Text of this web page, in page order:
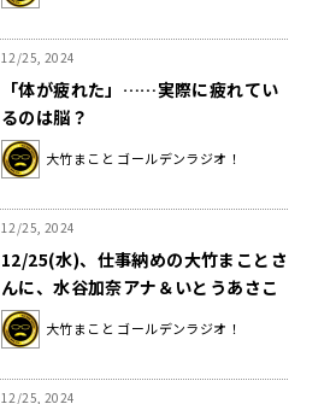
12/25, 2024
「体が疲れた」……実際に疲れてい
るのは脳？
大竹まこと ゴールデンラジオ！
12/25, 2024
12/25(水)、仕事納めの大竹まことさ
んに、水谷加奈アナ＆いとうあさこ
さんが労いの言葉『よくがんばっ
た、エライ、エライ！』
大竹まこと ゴールデンラジオ！
12/25, 2024